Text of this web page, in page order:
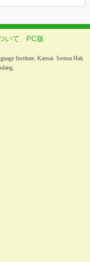
いて PC版
Institute, Kansai. Semua Hak